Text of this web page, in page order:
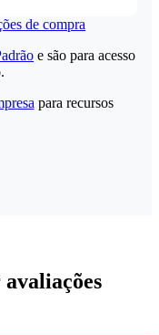
de compra
e são para acesso
para recursos